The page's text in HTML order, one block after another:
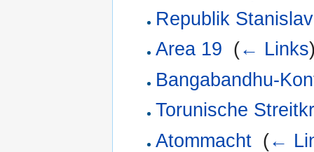
Republik
Area 19 (← Links
Bangabandhu-
Torunische
Atommacht‎ (←